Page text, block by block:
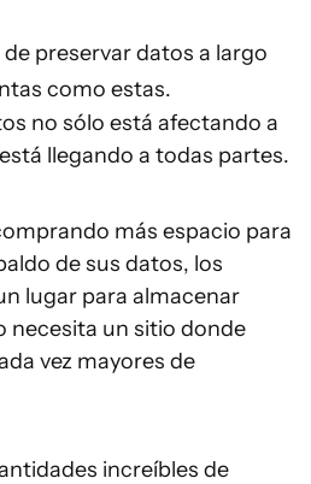
preservar datos a largo
como estas.
no sólo está afectando a
llegando a todas partes.
más espacio para
de sus datos, los
lugar para almacenar
necesita un sitio donde
vez mayores de
increíbles de